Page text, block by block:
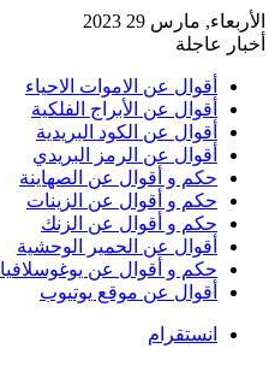
الأربعاء, مارس 29 2023
أخبار عاجلة
أقوال عن الاموات الاحياء
أقوال عن الأبراج الفلكية
أقوال عن الكود البريدية
أقوال عن الرمز البريدي
حكم و أقوال عن الصهاينة
حكم و أقوال عن الزينات
حكم و أقوال عن الزنك
أقوال عن الحمير الوحشية
حكم و أقوال عن يوغوسلافيا
أقوال عن موقع يوتيوب
انستقرام